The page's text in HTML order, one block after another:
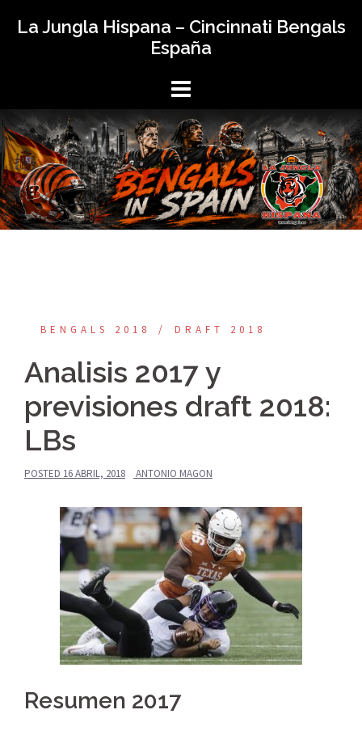
La Jungla Hispana – Cincinnati Bengals
España
BENGALS 2018 DRAFT 2018
Analisis 2017 y
previsiones draft 2018:
LBs
POSTED 16 ABRIL, 2018 ANTONIO MAGON
Resumen 2017